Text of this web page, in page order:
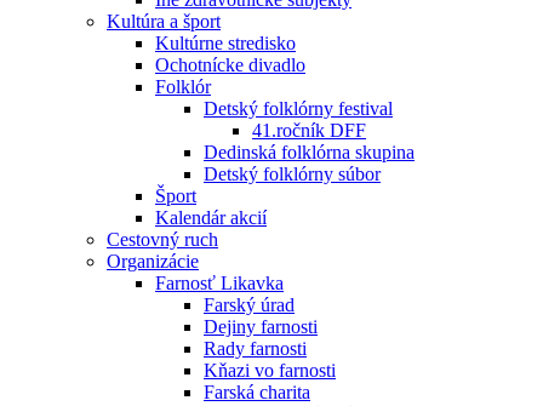
Kultúra a šport
Kultúrne stredisko
Ochotnícke divadlo
Folklór
Detský folklórny festival
41.ročník DFF
Dedinská folklórna skupina
Detský folklórny súbor
Šport
Kalendár akcií
Cestovný ruch
Organizácie
Farnosť Likavka
Farský úrad
Dejiny farnosti
Rady farnosti
Kňazi vo farnosti
Farská charita